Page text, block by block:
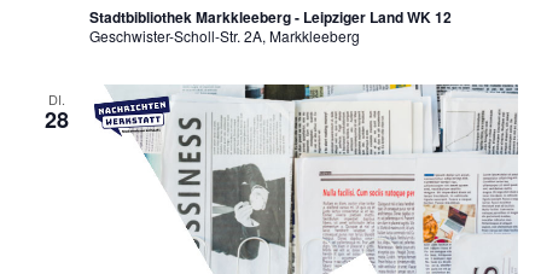
Stadtbibliothek Markkleeberg - Leipziger Land WK 12
Geschwister-Scholl-Str. 2A, Markkleeberg
DI.
28